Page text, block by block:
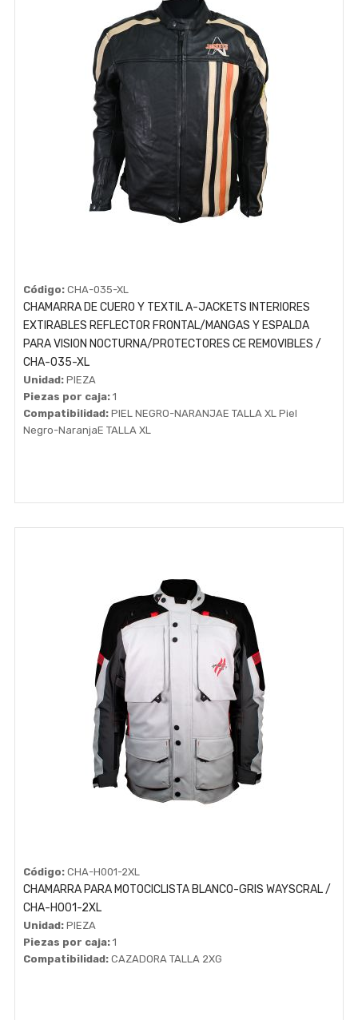
Código:CHA-035-XL
CHAMARRA DE CUERO Y TEXTIL A-JACKETS INTERIORES
EXTIRABLES REFLECTOR FRONTAL/MANGAS Y ESPALDA
PARA VISION NOCTURNA/PROTECTORES CE REMOVIBLES /
CHA-035-XL
Unidad: PIEZA
Piezas por caja: 1
Compatibilidad: PIEL NEGRO-NARANJAE TALLA XL Piel
Negro-NaranjaE TALLA XL
Código:CHA-H001-2XL
CHAMARRA PARA MOTOCICLISTA BLANCO-GRIS WAYSCRAL /
CHA-H001-2XL
Unidad: PIEZA
Piezas por caja: 1
Compatibilidad: CAZADORA TALLA 2XG